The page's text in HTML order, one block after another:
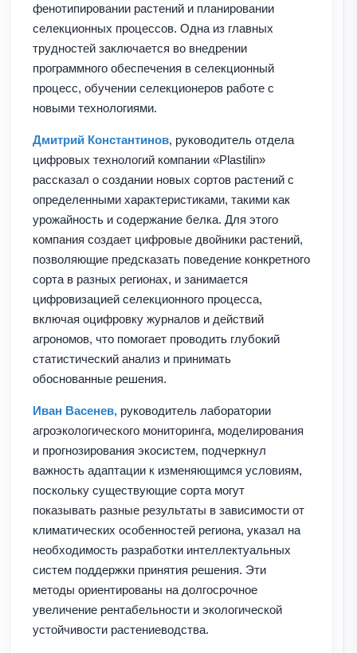
фенотипировании растений и планировании
селекционных процессов. Одна из главных
трудностей заключается во внедрении
программного обеспечения в селекционный
процесс, обучении селекционеров работе с
новыми технологиями.
Дмитрий Константинов, руководитель отдела
цифровых технологий компании «Plastilin»
рассказал о создании новых сортов растений с
определенными характеристиками, такими как
урожайность и содержание белка. Для этого
компания создает цифровые двойники растений,
позволяющие предсказать поведение конкретного
сорта в разных регионах, и занимается
цифровизацией селекционного процесса,
включая оцифровку журналов и действий
агрономов, что помогает проводить глубокий
статистический анализ и принимать
обоснованные решения.
Иван Васенев, руководитель лаборатории
агроэкологического мониторинга, моделирования
и прогнозирования экосистем, подчеркнул
важность адаптации к изменяющимся условиям,
поскольку существующие сорта могут
показывать разные результаты в зависимости от
климатических особенностей региона, указал на
необходимость разработки интеллектуальных
систем поддержки принятия решения. Эти
методы ориентированы на долгосрочное
увеличение рентабельности и экологической
устойчивости растениеводства.